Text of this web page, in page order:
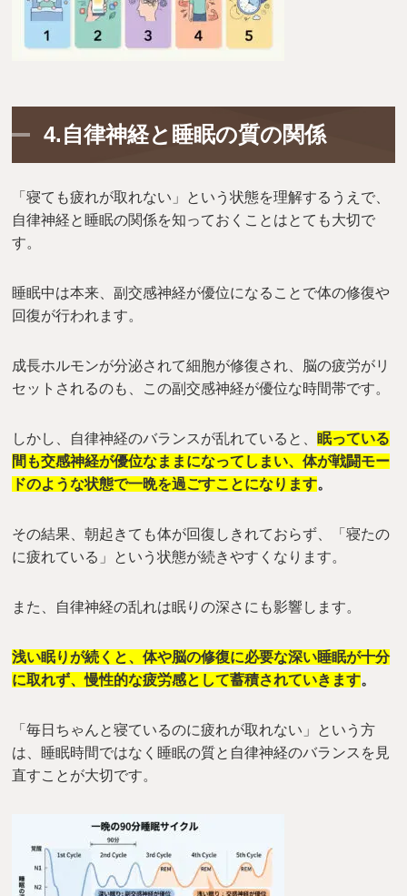
4.自律神経と睡眠の質の関係
「寝ても疲れが取れない」という状態を理解するうえで、
自律神経と睡眠の関係を知っておくことはとても大切で
す。
睡眠中は本来、副交感神経が優位になることで体の修復や
回復が行われます。
成長ホルモンが分泌されて細胞が修復され、脳の疲労がリ
セットされるのも、この副交感神経が優位な時間帯です。
しかし、自律神経のバランスが乱れていると、眠っている
間も交感神経が優位なままになってしまい、体が戦闘モー
ドのような状態で一晩を過ごすことになります。
その結果、朝起きても体が回復しきれておらず、「寝たの
に疲れている」という状態が続きやすくなります。
また、自律神経の乱れは眠りの深さにも影響します。
浅い眠りが続くと、体や脳の修復に必要な深い睡眠が十分
に取れず、慢性的な疲労感として蓄積されていきます。
「毎日ちゃんと寝ているのに疲れが取れない」という方
は、睡眠時間ではなく睡眠の質と自律神経のバランスを見
直すことが大切です。